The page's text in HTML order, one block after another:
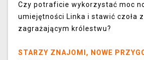
Czy potraficie wykorzystać moc
umiejętności Linka i stawić czoła
zagrażającym królestwu?
STARZY ZNAJOMI, NOWE